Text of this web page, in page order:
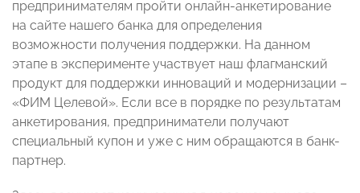
предпринимателям пройти онлайн-анкетирование
на сайте нашего банка для определения
возможности получения поддержки. На данном
этапе в эксперименте участвует наш флагманский
продукт для поддержки инноваций и модернизации –
«ФИМ Целевой». Если все в порядке по результатам
анкетирования, предприниматели получают
специальный купон и уже с ним обращаются в банк-
партнер.